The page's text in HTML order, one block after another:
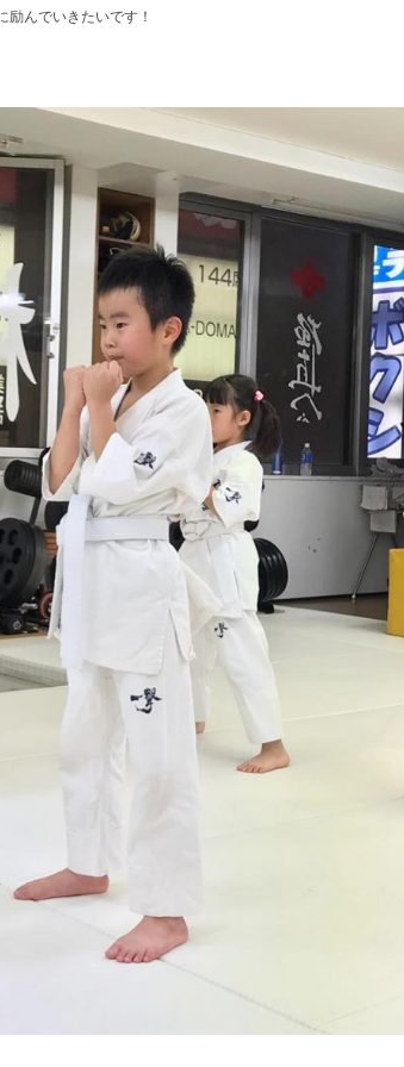
んでいきたいです！